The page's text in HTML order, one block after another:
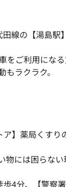
線の【湯島駅
ご利用にな
ラクラク。
】薬局くすり
物には困らな
4分、【警察